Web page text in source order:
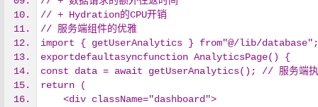
// + Hydration的CPU开销
// 服务端组件的优雅
import { getUserAnalytics } from"@/lib/database";
exportdefaultasyncfunction AnalyticsPage() {
const data = await getUserAnalytics(); // 服务端执
return (
    <div className="dashboard">